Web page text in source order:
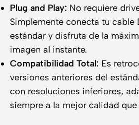
Plug and Play: No requiere
Simplemente conecta tu cable
estándar y disfruta de la
imagen al instante.
Compatibilidad Total: Es
versiones anteriores del
con resoluciones inferiores,
siempre a la mejor calidad